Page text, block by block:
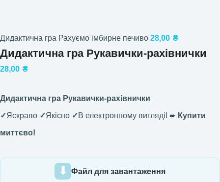
Дидактична гра Рахуємо імбирне печиво 28,00 ₴
Дидактична гра Рукавички-рахівнички
28,00 ₴
Дидактична гра Рукавички-рахівнички
✓Яскраво ✓Якісно ✓В електронному вигляді! ➨ Купити
миттєво!
Файл для завантаження